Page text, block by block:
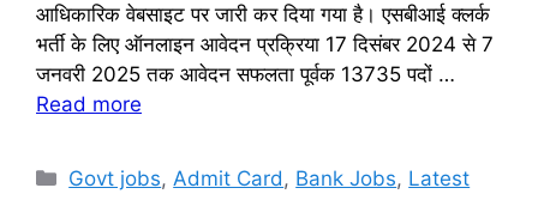
आधिकारिक वेबसाइट पर जारी कर दिया गया है। एसबीआई क्लर्क
भर्ती के लिए ऑनलाइन आवेदन प्रक्रिया 17 दिसंबर 2024 से 7
जनवरी 2025 तक आवेदन सफलता पूर्वक 13735 पदों …
Read more
Categories
Govt jobs, Admit Card , Bank Jobs, Latest